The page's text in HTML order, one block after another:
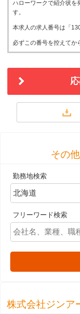
ハローワークで紹介状を
す。
本求人の求人番号は「
必ずこの番号を控えてか
その
勤務地検索
フリーワード検索
株式会社ジンア